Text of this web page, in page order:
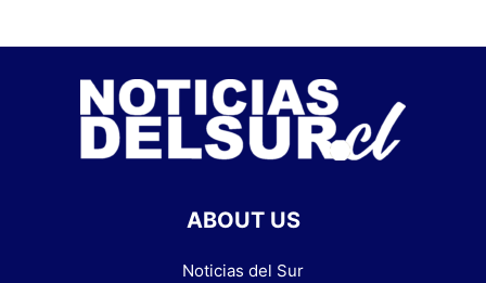
ABOUT US
Noticias del Sur